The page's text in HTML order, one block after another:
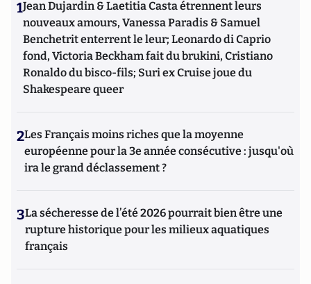
1Jean Dujardin & Laetitia Casta étrennent leurs
nouveaux amours, Vanessa Paradis & Samuel
Benchetrit enterrent le leur; Leonardo di Caprio
fond, Victoria Beckham fait du brukini, Cristiano
Ronaldo du bisco-fils; Suri ex Cruise joue du
Shakespeare queer
2Les Français moins riches que la moyenne
européenne pour la 3e année consécutive : jusqu'où
ira le grand déclassement ?
3La sécheresse de l’été 2026 pourrait bien être une
rupture historique pour les milieux aquatiques
français